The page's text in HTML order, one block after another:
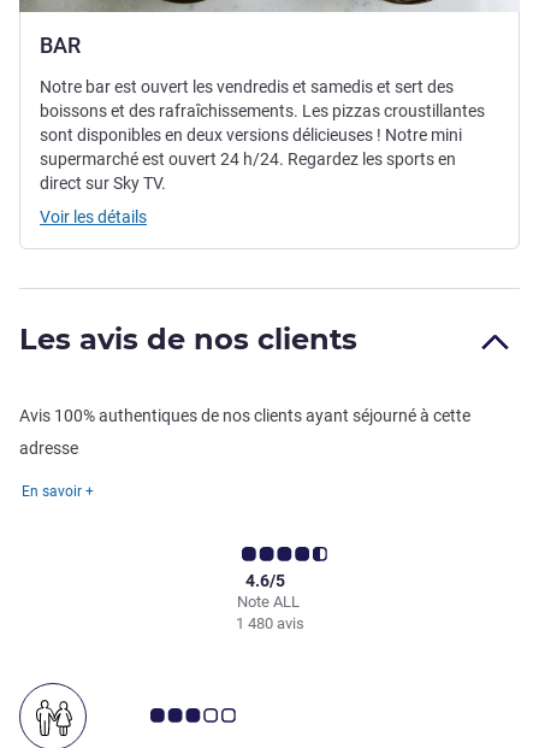
BAR
Notre bar est ouvert les vendredis et samedis et sert des
boissons et des rafraîchissements. Les pizzas croustillantes
sont disponibles en deux versions délicieuses ! Notre mini
supermarché est ouvert 24 h/24. Regardez les sports en
direct sur Sky TV.
Voir les détails
Les avis de nos clients
Avis 100% authentiques de nos clients ayant séjourné à cette
adresse
En savoir +
Note ALL
4.6/5
1 480 avis
Note Avis clients 3.0/5